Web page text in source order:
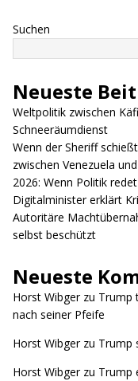
Suchen
Neueste
Weltpolitik zwischen
Schneeräumdienst
Wenn der Sheriff
zwischen Venezuela
2026: Wenn Politik
Digitalminister erklärt
Autoritäre
selbst beschützt
Neueste
Horst Wibgerzu Trump
nach seiner Pfeife
Horst Wibgerzu Trump
Horst Wibgerzu Trump